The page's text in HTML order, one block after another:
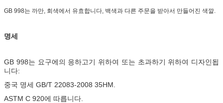
GB 998는 까만, 회색에서 유효합니다, 백색과 다른 주문을 받아서 만들어진 색깔.
명세
GB 998는 요구에의 응하고기 위하여 또는 초과하기 위하여 디자인됩
니다:
중국 명세 GB/T 22083-2008 35HM.
ASTM C 920에 따릅니다.